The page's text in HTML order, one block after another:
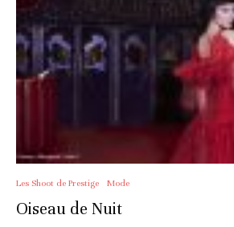
Les Shoot de Prestige Mode
Oiseau de Nuit